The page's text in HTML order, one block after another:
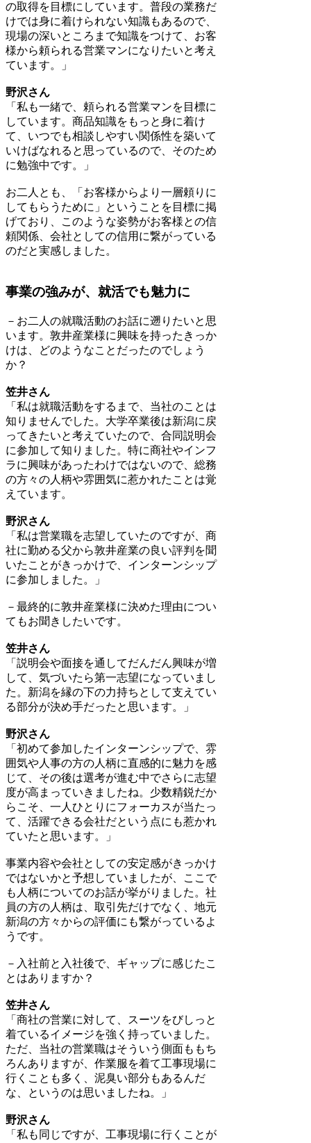
の取得を目標にしています。普段の業務だ
けでは身に着けられない知識もあるので、
現場の深いところまで知識をつけて、お客
様から頼られる営業マンになりたいと考え
ています。」
野沢さん
「私も一緒で、頼られる営業マンを目標に
しています。商品知識をもっと身に着け
て、いつでも相談しやすい関係性を築いて
いけばなれると思っているので、そのため
に勉強中です。」
お二人とも、「お客様からより一層頼りに
してもらうために」ということを目標に掲
げており、このような姿勢がお客様との信
頼関係、会社としての信用に繋がっている
のだと実感しました。
事業の強みが、就活でも魅力に
－お二人の就職活動のお話に遡りたいと思
います。敦井産業様に興味を持ったきっか
けは、どのようなことだったのでしょう
か？
笠井さん
「私は就職活動をするまで、当社のことは
知りませんでした。大学卒業後は新潟に戻
ってきたいと考えていたので、合同説明会
に参加して知りました。特に商社やインフ
ラに興味があったわけではないので、総務
の方々の人柄や雰囲気に惹かれたことは覚
えています。
野沢さん
「私は営業職を志望していたのですが、商
社に勤める父から敦井産業の良い評判を聞
いたことがきっかけで、インターンシップ
に参加しました。」
－最終的に敦井産業様に決めた理由につい
てもお聞きしたいです。
笠井さん
「説明会や面接を通してだんだん興味が増
して、気づいたら第一志望になっていまし
た。新潟を縁の下の力持ちとして支えてい
る部分が決め手だったと思います。」
野沢さん
「初めて参加したインターンシップで、雰
囲気や人事の方の人柄に直感的に魅力を感
じて、その後は選考が進む中でさらに志望
度が高まっていきましたね。少数精鋭だか
らこそ、一人ひとりにフォーカスが当たっ
て、活躍できる会社だという点にも惹かれ
ていたと思います。」
事業内容や会社としての安定感がきっかけ
ではないかと予想していましたが、ここで
も人柄についてのお話が挙がりました。社
員の方の人柄は、取引先だけでなく、地元
新潟の方々からの評価にも繋がっているよ
うです。
－入社前と入社後で、ギャップに感じたこ
とはありますか？
笠井さん
「商社の営業に対して、スーツをびしっと
着ているイメージを強く持っていました。
ただ、当社の営業職はそういう側面ももち
ろんありますが、作業服を着て工事現場に
行くことも多く、泥臭い部分もあるんだ
な、というのは思いましたね。」
野沢さん
「私も同じですが、工事現場に行くことが